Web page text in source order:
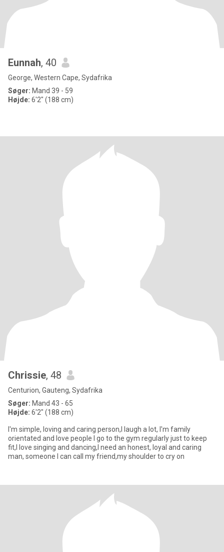
Eunnah, 40
George, Western Cape, Sydafrika
Søger: Mand 39 - 59
Højde: 6'2" (188 cm)
Chrissie, 48
Centurion, Gauteng, Sydafrika
Søger: Mand 43 - 65
Højde: 6'2" (188 cm)
I'm simple, loving and caring person,I laugh a lot, I'm family
orientated and love people I go to the gym regularly just to keep
fit,I love singing and dancing,I need an honest, loyal and caring
man, someone I can call my friend,my shoulder to cry on